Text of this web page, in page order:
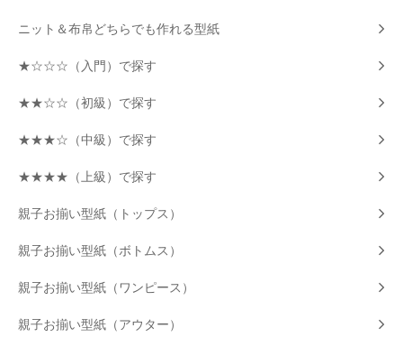
ニット＆布帛どちらでも作れる型紙
★☆☆☆（入門）で探す
★★☆☆（初級）で探す
★★★☆（中級）で探す
★★★★（上級）で探す
親子お揃い型紙（トップス）
親子お揃い型紙（ボトムス）
親子お揃い型紙（ワンピース）
親子お揃い型紙（アウター）